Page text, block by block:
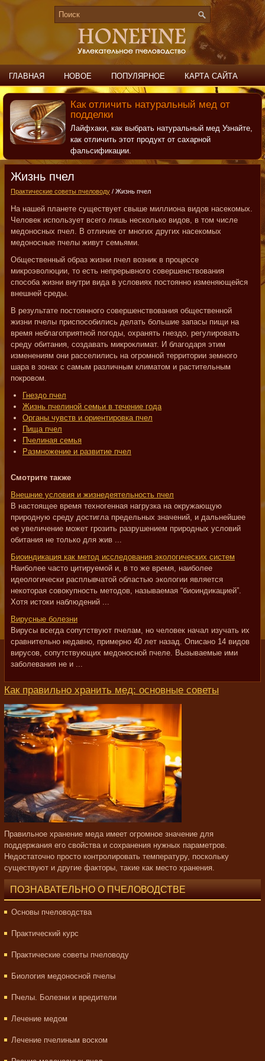
ГЛАВНАЯ НОВОЕ ПОПУЛЯРНОЕ КАРТА САЙТА
ПОИСК КОНТАКТЫ
Как отличить натуральный мед от
подделки
Лайфхаки, как выбрать натуральный мед Узнайте,
как отличить этот продукт от сахарной
фальсификации.
Жизнь пчел
Практические советы пчеловоду / Жизнь пчел
На нашей планете существует свыше миллиона видов насекомых.
Человек использует всего лишь несколько видов, в том числе
медоносных пчел. В отличие от многих других насекомых
медоносные пчелы живут семьями.
Общественный образ жизни пчел возник в процессе
микроэволюции, то есть непрерывного совершенствования
способа жизни внутри вида в условиях постоянно изменяющейся
внешней среды.
В результате постоянного совершенствования общественной
жизни пчелы приспособились делать большие запасы пищи на
время неблагоприятной погоды, охранять гнездо, регулировать
среду обитания, создавать микроклимат. И благодаря этим
изменениям они расселились на огромной территории земного
шара в зонах с самым различным климатом и растительным
покровом.
Гнездо пчел
Жизнь пчелиной семьи в течение года
Органы чувств и ориентировка пчел
Пища пчел
Пчелиная семья
Размножение и развитие пчел
Смотрите также
Внешние условия и жизнедеятельность пчел
В настоящее время техногенная нагрузка на окружающую
природную среду достигла предельных значений, и дальнейшее
ее увеличение может грозить разрушением природных условий
обитания не только для жив ...
Биоиндикация как метод исследования экологических систем
Наиболее часто цитируемой и, в то же время, наиболее
идеологически расплывчатой областью экологии является
некоторая совокупность методов, называемая “биоиндикацией”.
Хотя истоки наблюдений ...
Вирусные болезни
Вирусы всегда сопутствуют пчелам, но человек начал изучать их
сравнительно недавно, примерно 40 лет назад. Описано 14 видов
вирусов, сопутствующих медоносной пчеле. Вызываемые ими
заболевания не и ...
Как правильно хранить мед: основные советы
Правильное хранение меда имеет огромное значение для
поддержания его свойства и сохранения нужных параметров.
Недостаточно просто контролировать температуру, поскольку
существуют и другие факторы, такие как место хранения.
ПОЗНАВАТЕЛЬНО О ПЧЕЛОВОДСТВЕ
Основы пчеловодства
Практический курс
Практические советы пчеловоду
Биология медоносной пчелы
Пчелы. Болезни и вредители
Лечение медом
Лечение пчелиным воском